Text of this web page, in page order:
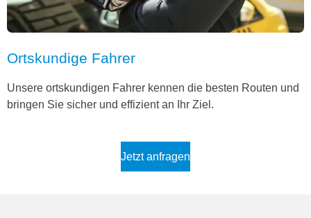
Ortskundige Fahrer
Unsere ortskundigen Fahrer kennen die besten Routen und
bringen Sie sicher und effizient an Ihr Ziel.
Jetzt anfragen